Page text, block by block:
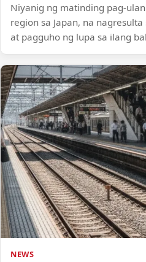
Niyanig ng matinding pag-
region sa Japan, na
at pagguho ng lupa sa ilang
NEWS